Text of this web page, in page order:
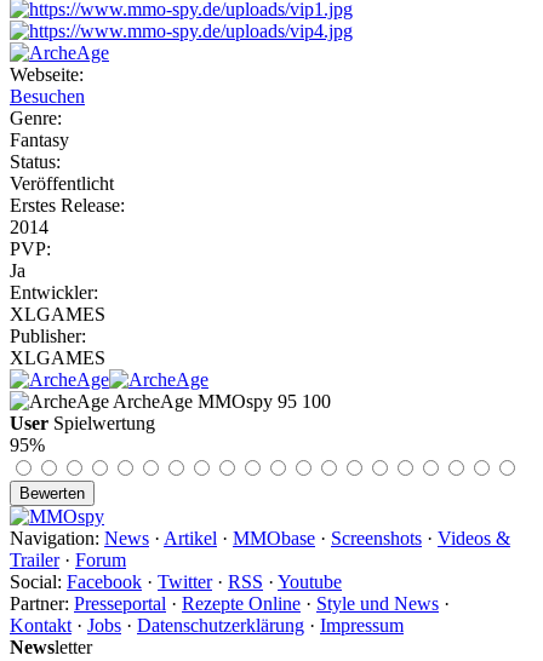
Webseite:
Besuchen
Genre:
Fantasy
Status:
Veröffentlicht
Erstes Release:
2014
PVP:
Ja
Entwickler:
XLGAMES
Publisher:
XLGAMES
ArcheAge MMOspy 95 100
User Spielwertung
95%
Navigation: News · Artikel · MMObase · Screenshots · Videos &
Trailer· Forum
Social: Facebook · Twitter· RSS · Youtube
Partner: Presseportal · Rezepte Online · Style und News ·
Kontakt · Jobs · Datenschutzerklärung · Impressum
Newsletter